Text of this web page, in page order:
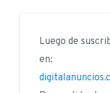
Luego de
en: